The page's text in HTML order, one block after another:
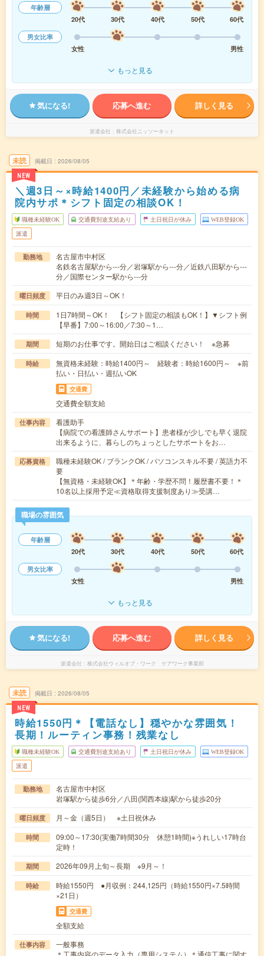
年齢層
20代
30代 40代 50代
60代
男女比率
女性
男性
もっと見る
気になる! 応募へ進む 詳しく見る
派遣会社 株式会社ニッソーネット
未読
NEW
掲載日 2026/08/05
＼週3日～×時給1400円／未経験から始める病
院内サポ＊シフト固定の相談OK！
職種未経験OK 交通費別途支給あり 土日祝日が休み WEB登録OK
派遣
勤務地
名古屋市中村区
名鉄名古屋駅から---分／岩塚駅から---分／近鉄八田駅から---
分／国際センター駅から---分
曜日頻度 平日のみ週3日～OK！
時間
1日7時間～OK！ 【シフト固定の相談もOK！】▼シフト例
【早番】7:00～16:00／7:30～1…
期間 短期のお仕事です。開始日はご相談ください！ ※急募
時給
無資格未経験：時給1400円～ 経験者：時給1600円～ ※前
払い・日払い・週払いOK
交通費
交通費全額支給
仕事内容
看護助手
【病院での看護師さんサポート】患者様が少しでも早く退院
出来るように、暮らしのちょっとしたサポートをお…
応募資格
職種未経験OK / ブランクOK / パソコンスキル不要 / 英語力不
要
【無資格・未経験OK】＊年齢・学歴不問！履歴書不要！＊
10名以上採用予定≪資格取得支援制度あり≫受講…
職場の雰囲気
年齢層
20代
30代 40代 50代
60代
男女比率
女性
男性
もっと見る
気になる! 応募へ進む 詳しく見る
派遣会社 株式会社ウィルオブ・ワーク ケアワーク事業部
未読
NEW
掲載日 2026/08/05
時給1550円＊【電話なし】穏やかな雰囲気！
長期！ルーティン事務！残業なし
職種未経験OK 交通費別途支給あり 土日祝日が休み WEB登録OK
派遣
勤務地
名古屋市中村区
岩塚駅から徒歩6分／八田(関西本線)駅から徒歩20分
曜日頻度 月～金（週5日） ※土日祝休み
時間
09:00～17:30(実働7時間30分 休憩1時間)※うれしい17時台
定時！
期間 2026年09月上旬～長期 ※9月～！
時給
時給1550円 ●月収例：244,125円（時給1550円×7.5時間
×21日）
交通費
全額支給
仕事内容
一般事務
＊工事内容のデータ入力（専用システム）＊通信工事に関す